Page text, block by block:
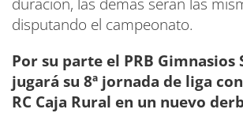
disputando el campeonato.
Por su parte el PRB Gimnasios
jugará su 8ª jornada de liga
RC Caja Rural en un nuevo